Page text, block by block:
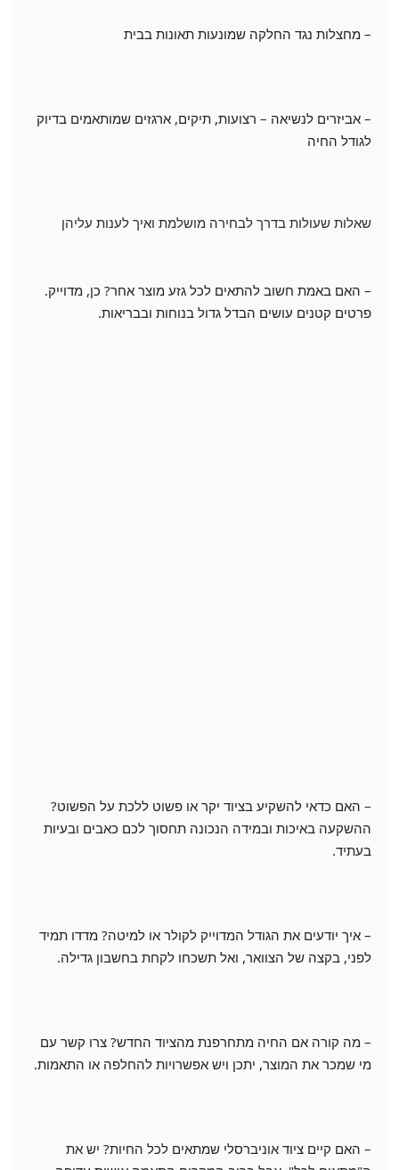
– מחצלות נגד החלקה שמונעות תאונות בבית
– אביזרים לנשיאה – רצועות, תיקים, ארגזים שמותאמים בדיוק
לגודל החיה
שאלות שעולות בדרך לבחירה מושלמת ואיך לענות עליהן
– האם באמת חשוב להתאים לכל גזע מוצר אחר? כן, מדוייק.
פרטים קטנים עושים הבדל גדול בנוחות ובבריאות.
– האם כדאי להשקיע בציוד יקר או פשוט ללכת על הפשוט?
ההשקעה באיכות ובמידה הנכונה תחסוך לכם כאבים ובעיות
בעתיד.
– איך יודעים את הגודל המדוייק לקולר או למיטה? מדדו תמיד
לפני, בקצה של הצוואר, ואל תשכחו לקחת בחשבון גדילה.
– מה קורה אם החיה מתחרפנת מהציוד החדש? צרו קשר עם
מי שמכר את המוצר, יתכן ויש אפשרויות להחלפה או התאמות.
– האם קיים ציוד אוניברסלי שמתאים לכל החיות? יש את